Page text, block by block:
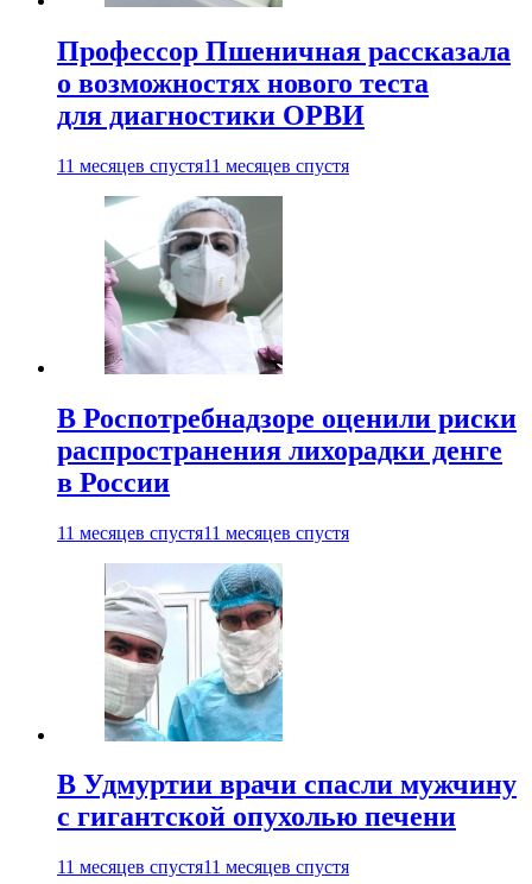
Профессор Пшеничная рассказала
о возможностях нового теста
для диагностики ОРВИ
11 месяцев спустя11 месяцев спустя
В Роспотребнадзоре оценили риски
распространения лихорадки денге
в России
11 месяцев спустя11 месяцев спустя
В Удмуртии врачи спасли мужчину
с гигантской опухолью печени
11 месяцев спустя11 месяцев спустя